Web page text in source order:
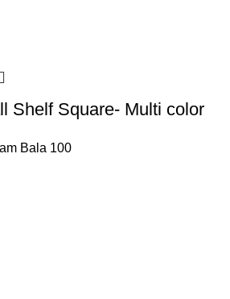
Shelf Square- Multi color
Bala 100